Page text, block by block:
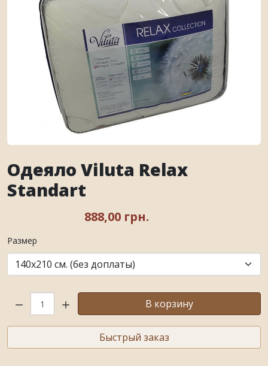
Одеяло Viluta Relax
Standart
888,00 грн.
Размер
В корзину
Быстрый заказ